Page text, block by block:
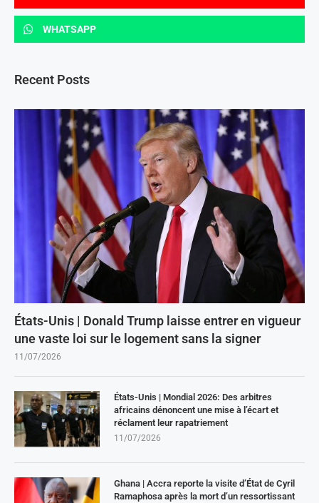
WHATSAPP
Recent Posts
États-Unis | Donald Trump laisse entrer en vigueur
une vaste loi sur le logement sans la signer
11/07/2026
États-Unis | Mondial 2026: Des arbitres
africains dénoncent une mise à l’écart et
réclament leur rapatriement
11/07/2026
Ghana | Accra reporte la visite d’État de Cyril
Ramaphosa après la mort d’un ressortissant